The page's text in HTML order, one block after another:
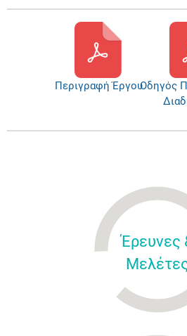
Περιγραφή ΈργουΟδηγός
Έρευνες